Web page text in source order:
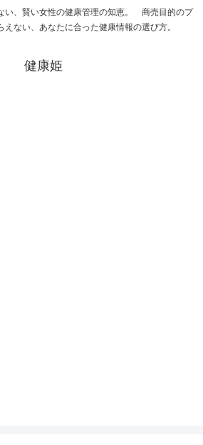
い、賢い女性の健康管理の知恵。 商売目的のプ
えない、あなたに合った健康情報の選び方。
健康姫